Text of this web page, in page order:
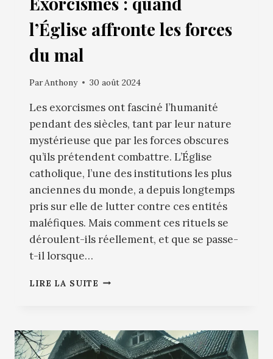
l’Église affronte les forces
du mal
ParAnthony 30 août 2024
Les exorcismes ont fasciné l’humanité
pendant des siècles, tant par leur nature
mystérieuse que par les forces obscures
qu’ils prétendent combattre. L’Église
catholique, l’une des institutions les plus
anciennes du monde, a depuis longtemps
pris sur elle de lutter contre ces entités
maléfiques. Mais comment ces rituels se
déroulent-ils réellement, et que se passe-
t-il lorsque…
LIRE LA SUITE EXORCISMES
AFFRONTE
LES